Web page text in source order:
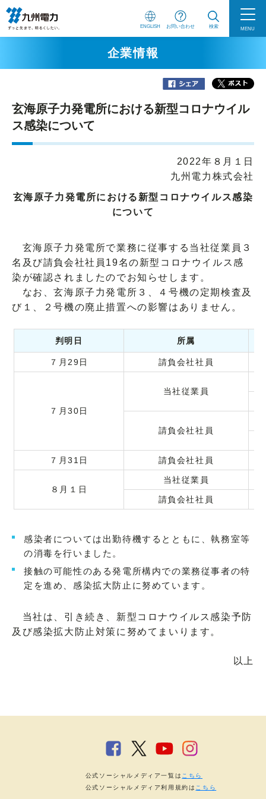
ENGLISH お問い合わせ 検索 MENU
企業情報
玄海原子力発電所における新型コロナウイル
ス感染について
2022年８月１日
九州電力株式会社
玄海原子力発電所における新型コロナウイルス感染
について
玄海原子力発電所で業務に従事する当社従業員３
名及び請負会社社員19名の新型コロナウイルス感
染が確認されましたのでお知らせします。
なお、玄海原子力発電所３、４号機の定期検査及
び１、２号機の廃止措置への影響はありません。
判明日 所属
７月29日 請負会社社員
７月30日
当社従業員
請負会社社員
７月31日 請負会社社員
８月１日
当社従業員
請負会社社員
感染者については出勤待機するとともに、執務室等
の消毒を行いました。
接触の可能性のある発電所構内での業務従事者の特
定を進め、感染拡大防止に努めています。
当社は、引き続き、新型コロナウイルス感染予防
及び感染拡大防止対策に努めてまいります。
以上
公式ソーシャルメディア一覧は こちら
公式ソーシャルメディア利用規約は こちら